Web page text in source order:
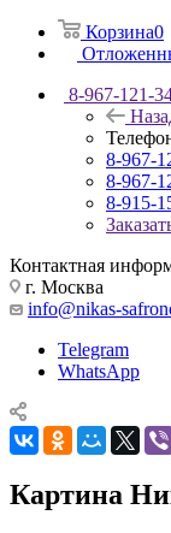
Корзина0
8-967-121-
8-967-
8-967-
8-915-
Контактная
г. Москва
info@nikas-
Telegram
WhatsApp
Картина